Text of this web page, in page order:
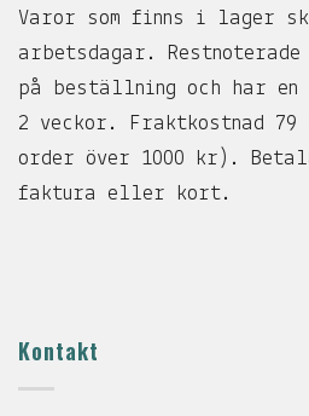
Varor som finns i lager
arbetsdagar.
på beställning och har
2 veckor. Fraktkostnad
order över 1000 kr).
faktura eller kort.
Kontakt